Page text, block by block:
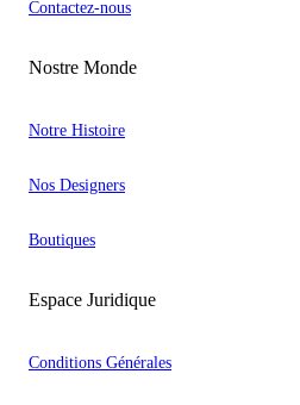
Contactez-nous
Nostre Monde
Notre Histoire
Nos Designers
Boutiques
Espace Juridique
Conditions Générales